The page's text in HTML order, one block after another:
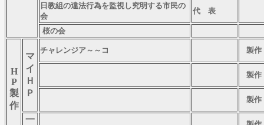
日教組の違法行為を監視し究明する市民の
会
代 表
桜の会
H
P
製
作
マ
イ
Ｈ
Ｐ
チャレンジア～～コ 製作
製作
製作
一